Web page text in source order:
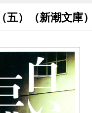
五）（新潮文庫）